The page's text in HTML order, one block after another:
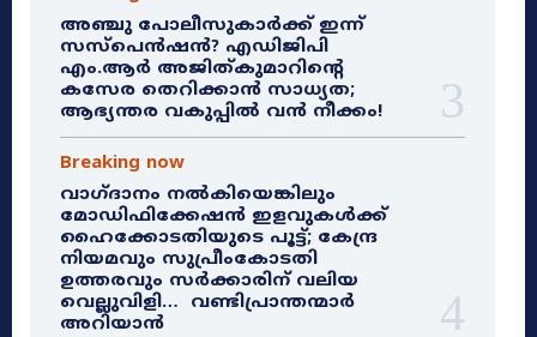
അഞ്ചു പോലീസുകാർക്ക് ഇന്ന്
സസ്‌പെൻഷൻ? എഡിജിപി
എം.ആർ അജിത്കുമാറിൻ്റെ
കസേര തെറിക്കാൻ സാധ്യത;
ആഭ്യന്തര വകുപ്പിൽ വൻ നീക്കം!
Breaking now
വാഗ്ദാനം നൽകിയെങ്കിലും
മോഡിഫിക്കേഷൻ ഇളവുകൾക്ക്
ഹൈക്കോടതിയുടെ പൂട്ട്; കേന്ദ്ര
നിയമവും സുപ്രീംകോടതി
ഉത്തരവും സർക്കാരിന് വലിയ
വെല്ലുവിളി… വണ്ടിപ്രാന്തന്മാർ
അറിയാൻ